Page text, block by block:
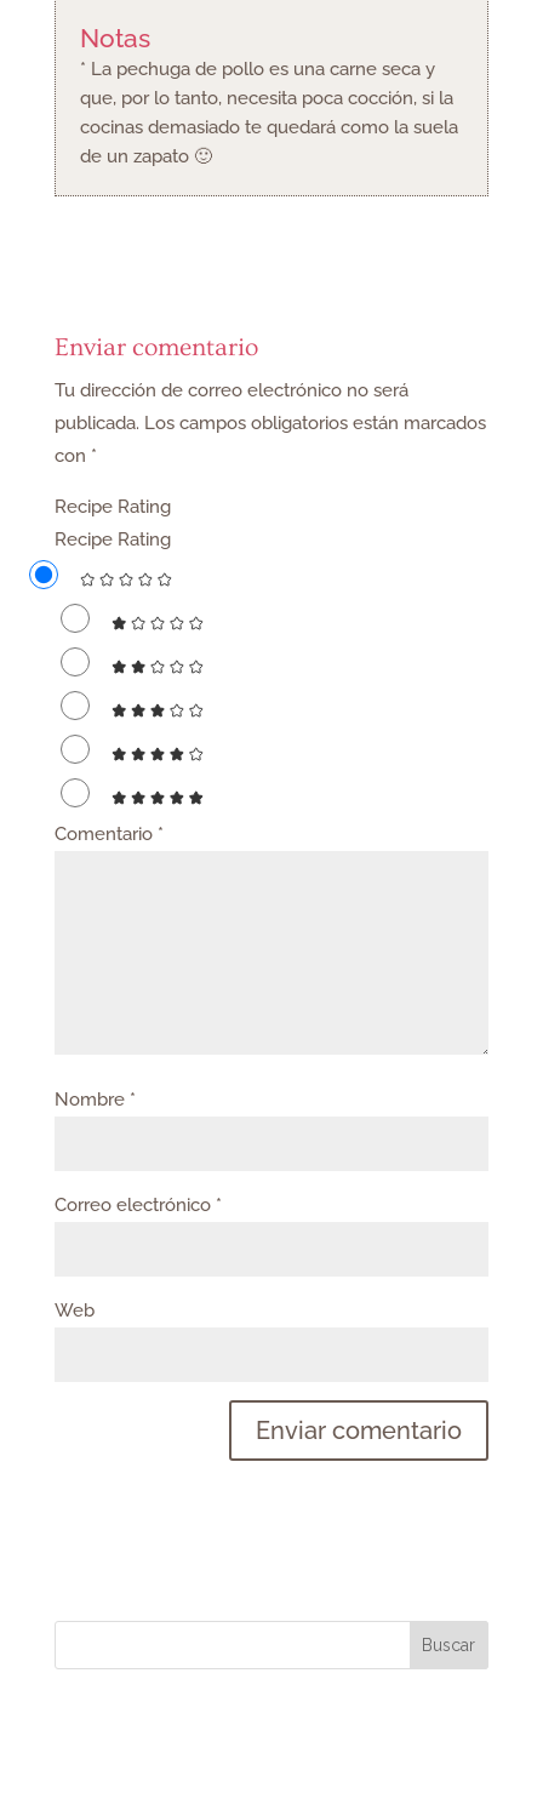
Notas
* La pechuga de pollo es una carne seca y
que, por lo tanto, necesita poca cocción, si la
cocinas demasiado te quedará como la suela
de un zapato 🙂
Enviar comentario
Tu dirección de correo electrónico no será
publicada. Los campos obligatorios están marcados
con *
Recipe Rating
Recipe Rating
Comentario *
Nombre *
Correo electrónico *
Web
Buscar